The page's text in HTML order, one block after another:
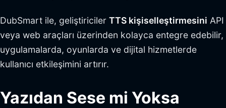
DubSmart ile, geliştiriciler TTS kişiselleştirmesini API
veya web araçları üzerinden kolayca entegre edebilir,
uygulamalarda, oyunlarda ve dijital hizmetlerde
kullanıcı etkileşimini artırır.
Yazıdan Sese mi Yoksa